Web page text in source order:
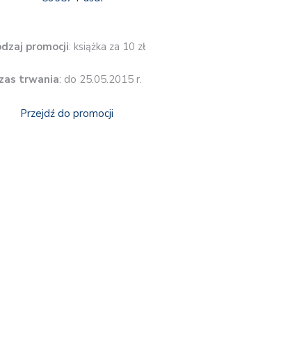
promocji: książka za 10 zł
trwania: do 25.05.2015 r.
Przejdź do promocji